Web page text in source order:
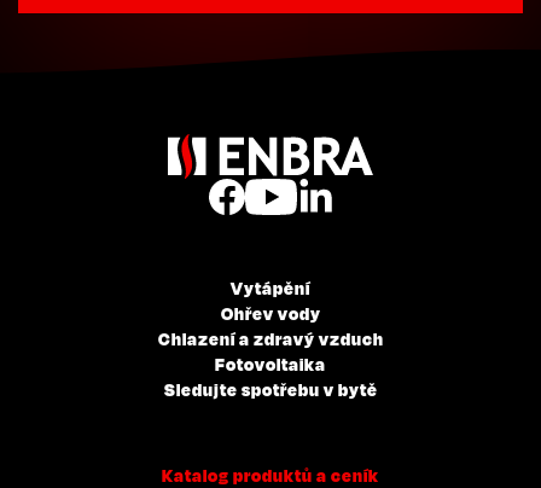
Vytápění
Ohřev vody
Chlazení a zdravý vzduch
Fotovoltaika
Sledujte spotřebu v bytě
Katalog produktů a ceník